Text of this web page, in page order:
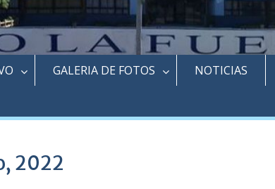
GALERIA DE FOTOS NOTICIAS
2022